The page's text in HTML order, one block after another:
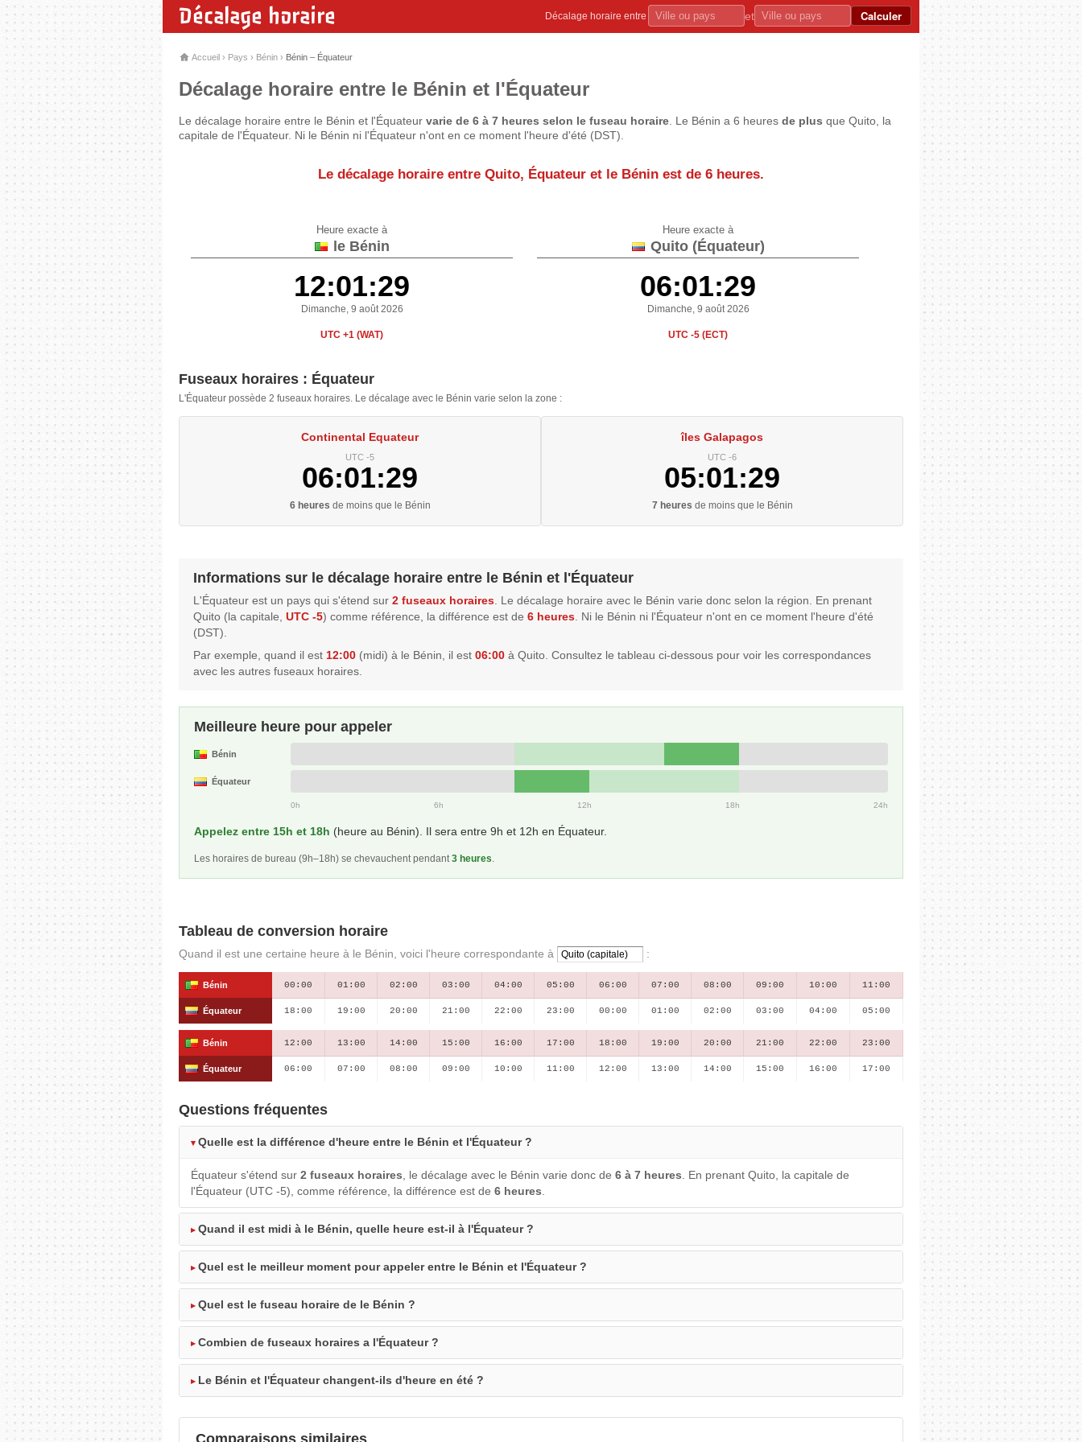
Décalage horaire Décalage horaire entre et Calculer
Accueil › Pays › Bénin › Bénin – Équateur
Décalage horaire entre le Bénin et l'Équateur
Le décalage horaire entre le Bénin et l'Équateur varie de 6 à 7 heures selon le fuseau horaire . Le Bénin a 6 heures de plus que Quito, la
capitale de l'Équateur. Ni le Bénin ni l'Équateur n'ont en ce moment l'heure d'été (DST).
Le décalage horaire entre Quito, Équateur et le Bénin est de 6 heures.
Heure exacte à
le Bénin
12:01:29
Dimanche, 9 août 2026
UTC +1 (WAT)
Heure exacte à
Quito (Équateur)
06:01:29
Dimanche, 9 août 2026
UTC -5 (ECT)
Fuseaux horaires : Équateur
L'Équateur possède 2 fuseaux horaires. Le décalage avec le Bénin varie selon la zone :
Continental Equateur
UTC -5
06:01:29
6 heures de moins que le Bénin
îles Galapagos
UTC -6
05:01:29
7 heures de moins que le Bénin
Informations sur le décalage horaire entre le Bénin et l'Équateur
L'Équateur est un pays qui s'étend sur 2 fuseaux horaires . Le décalage horaire avec le Bénin varie donc selon la région. En prenant
Quito (la capitale, UTC -5) comme référence, la différence est de 6 heures . Ni le Bénin ni l'Équateur n'ont en ce moment l'heure d'été
(DST).
Par exemple, quand il est 12:00 (midi) à le Bénin, il est 06:00 à Quito. Consultez le tableau ci-dessous pour voir les correspondances
avec les autres fuseaux horaires.
Meilleure heure pour appeler
Bénin
Équateur
0h 6h 12h 18h 24h
Appelez entre 15h et 18h (heure au Bénin). Il sera entre 9h et 12h en Équateur.
Les horaires de bureau (9h–18h) se chevauchent pendant3 heures.
Tableau de conversion horaire
Quand il est une certaine heure à le Bénin, voici l'heure correspondante à :
Bénin 00:00 01:00 02:00 03:00 04:00 05:00 06:00 07:00 08:00 09:00 10:00 11:00
Équateur 18:00 19:00 20:00 21:00 22:00 23:00 00:00 01:00 02:00 03:00 04:00 05:00
Bénin 12:00 13:00 14:00 15:00 16:00 17:00 18:00 19:00 20:00 21:00 22:00 23:00
Équateur 06:00 07:00 08:00 09:00 10:00 11:00 12:00 13:00 14:00 15:00 16:00 17:00
Questions fréquentes
Quelle est la différence d'heure entre le Bénin et l'Équateur ?
Équateur s'étend sur 2 fuseaux horaires , le décalage avec le Bénin varie donc de 6 à 7 heures . En prenant Quito, la capitale de
l'Équateur (UTC -5), comme référence, la différence est de 6 heures
Quand il est midi à le Bénin, quelle heure est-il à l'Équateur ?
Quel est le meilleur moment pour appeler entre le Bénin et l'Équateur ?
Quel est le fuseau horaire de le Bénin ?
Combien de fuseaux horaires a l'Équateur ?
Le Bénin et l'Équateur changent-ils d'heure en été ?
Comparaisons similaires